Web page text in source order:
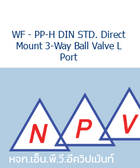
WF - PP-H DIN STD. Direct
Mount 3-Way Ball Valve L
Port
หจก.เอ็น.พี.วี.อีควิปเม้นท์